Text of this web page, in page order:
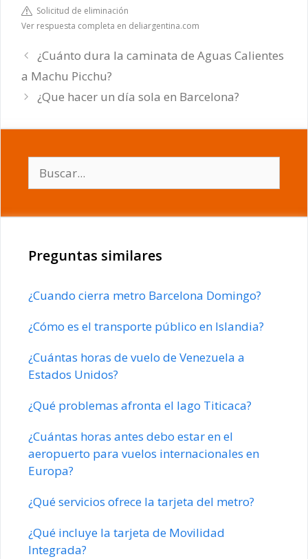
Solicitud de eliminación
Ver respuesta completa en deliargentina.com
¿Cuánto dura la caminata de Aguas Calientes
a Machu Picchu?
¿Que hacer un día sola en Barcelona?
Preguntas similares
¿Cuando cierra metro Barcelona Domingo?
¿Cómo es el transporte público en Islandia?
¿Cuántas horas de vuelo de Venezuela a
Estados Unidos?
¿Qué problemas afronta el lago Titicaca?
¿Cuántas horas antes debo estar en el
aeropuerto para vuelos internacionales en
Europa?
¿Qué servicios ofrece la tarjeta del metro?
¿Qué incluye la tarjeta de Movilidad
Integrada?